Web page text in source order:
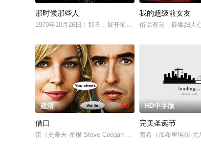
那时候那些人
1979年10月26日！那天，展开前所未闻的事件的那时那些
我的超级前女友
俗话有云：最毒妇人
超清 3.0
借口
雷（史蒂夫·库根 Steve Coogan 饰）做着一份很有前途
HD中字版
完美圣诞节
南希（加布里埃尔·